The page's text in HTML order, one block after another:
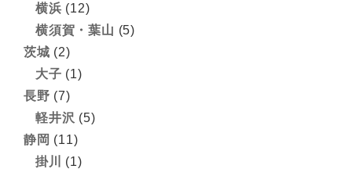
横浜 (12)
横須賀・葉山 (5)
茨城 (2)
大子 (1)
長野 (7)
軽井沢 (5)
静岡 (11)
掛川
(1)